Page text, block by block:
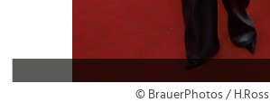
© BrauerPhotos / H.Ross